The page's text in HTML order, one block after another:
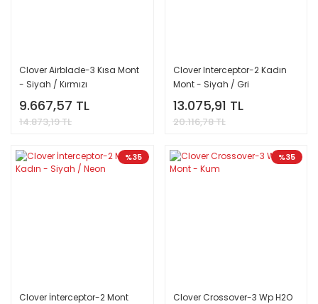
Clover Airblade-3 Kısa Mont
- Siyah / Kırmızı
9.667,57 TL
14.873,19 TL
Clover Interceptor-2 Kadın
Mont - Siyah / Gri
13.075,91 TL
20.116,78 TL
%35
Clover İnterceptor-2 Mont
%35
Clover Crossover-3 Wp H2O